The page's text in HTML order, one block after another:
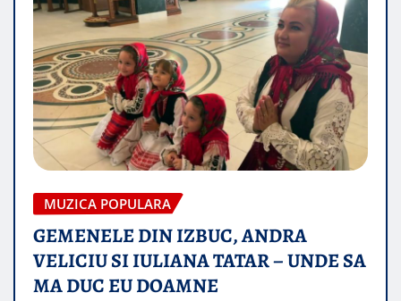
MUZICA POPULARA
GEMENELE DIN IZBUC, ANDRA
VELICIU SI IULIANA TATAR – UNDE SA
MA DUC EU DOAMNE